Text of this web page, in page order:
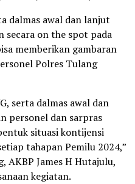
dalmas awal dan lanjut
secara on the spot pada
memberikan gambaran
Polres Tulang
serta dalmas awal dan
personel dan sarpras
situasi kontijensi
tahapan Pemilu 2024,”
AKBP James H Hutajulu,
kegiatan.